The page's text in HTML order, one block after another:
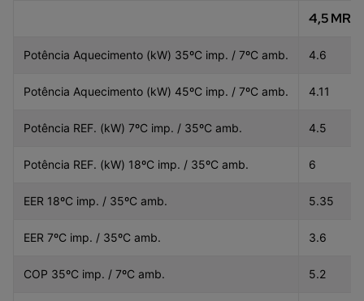
4,5 MR
Potência Aquecimento (kW) 35ºC imp. / 7ºC amb. 4.6
Potência Aquecimento (kW) 45ºC imp. / 7ºC amb. 4.11
Potência REF. (kW) 7ºC imp. / 35ºC amb. 4.5
Potência REF. (kW) 18ºC imp. / 35ºC amb. 6
EER 18ºC imp. / 35ºC amb. 5.35
EER 7ºC imp. / 35ºC amb. 3.6
COP 35ºC imp. / 7ºC amb. 5.2